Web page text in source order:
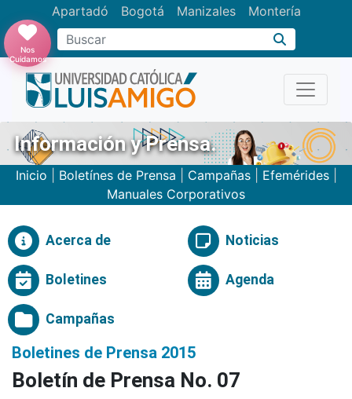
Apartadó Bogotá Manizales Montería
Buscar
Nos
Cuidamos
Información y Prensa.
Inicio Boletínes de Prensa Campañas| Efemérides|
Manuales Corporativos
Acerca de Noticias
Boletines Agenda
Campañas
Boletines de Prensa 2015
Boletí­n de Prensa No. 07